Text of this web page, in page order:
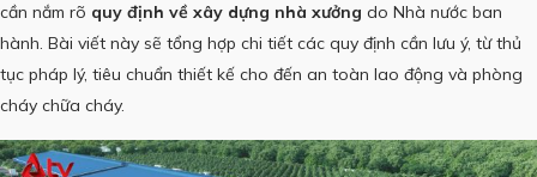
cần nắm rõ quy định về xây dựng nhà xưởng do Nhà nước ban
hành. Bài viết này sẽ tổng hợp chi tiết các quy định cần lưu ý, từ thủ
tục pháp lý, tiêu chuẩn thiết kế cho đến an toàn lao động và phòng
cháy chữa cháy.